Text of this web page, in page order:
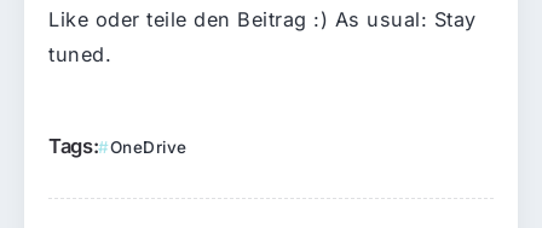
Like oder teile den Beitrag :) As usual: Stay
tuned.
Tags: OneDrive